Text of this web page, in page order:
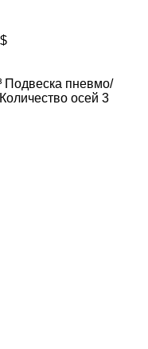
Подвеска пневмо/
Количество осей 3